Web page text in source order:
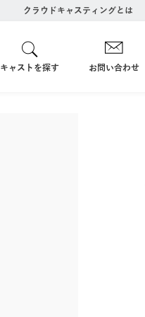
クラウドキャスティングとは
キャストを探す お問い合わせ